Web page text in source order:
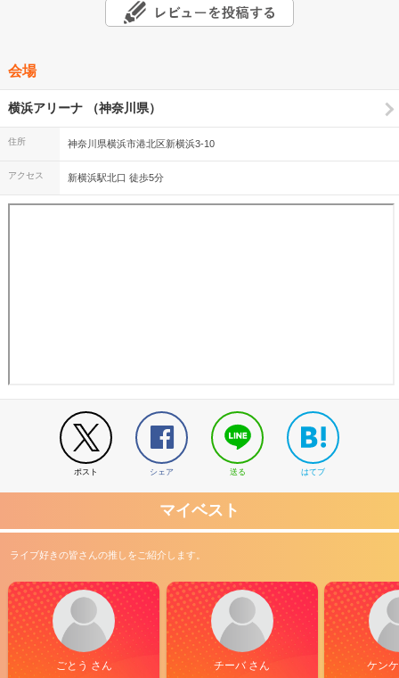
会場
横浜アリーナ （神奈川県）
住所 神奈川県横浜市港北区新横浜3-10
アクセス 新横浜駅北口 徒歩5分
ポスト シェア 送る はてブ
マイベスト
ライブ好きの皆さんの推しをご紹介します。
ごとう さん チーバ さん ケン